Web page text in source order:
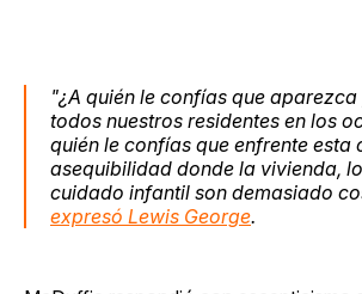
"¿A quién le confías que
todos nuestros residentes en los
quién le confías que enfrente esta
asequibilidad donde la vivienda,
cuidado infantil son demasiado
expresó Lewis George.